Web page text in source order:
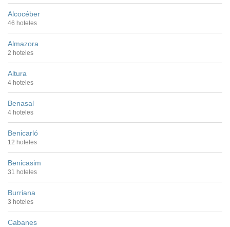
Alcocéber
46 hoteles
Almazora
2 hoteles
Altura
4 hoteles
Benasal
4 hoteles
Benicarló
12 hoteles
Benicasim
31 hoteles
Burriana
3 hoteles
Cabanes